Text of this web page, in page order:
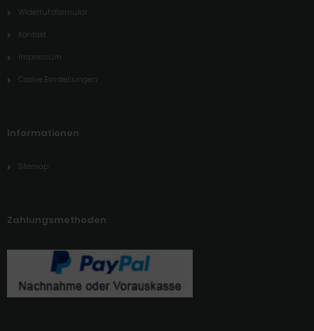
Widerrufsformular
Kontakt
Impressum
Cookie Einstellungen
Informationen
Sitemap
Zahlungsmethoden